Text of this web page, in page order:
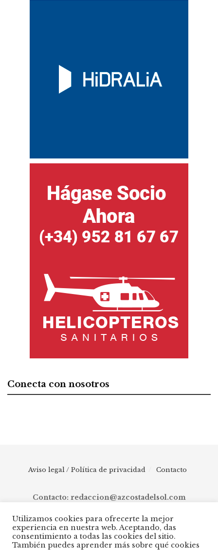
Conecta con nosotros
Aviso legal / Política de privacidad Contacto
Contacto: redaccion@azcostadelsol.com
© 2025 AZ Costa del Sol - Diario digital de Málaga capital hasta
Manilva, pasando por Torremolinos, Benalmádena, Fuengirola,
Utilizamos cookies para ofrecerte la mejor
experiencia en nuestra web. Aceptando, das
consentimiento a todas las cookies del sitio.
También puedes aprender más sobre qué cookies